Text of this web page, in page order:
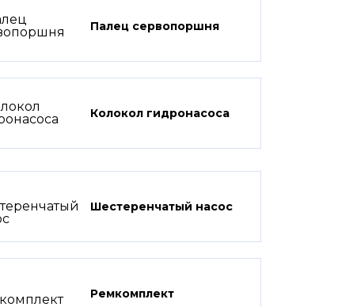
Палец сервопоршня
Колокол гидронасоса
Шестеренчатый насос
Ремкомплект